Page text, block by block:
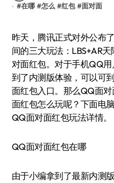
#在哪 #怎么 #红包 #面对面
昨天，腾讯正式对外公布了QQ红包在2017年春季期
间的三大玩法：LBS+AR
对面红包。对于手机QQ
到了内测版体验，可以可
面红包入口。那么QQ面
面红包怎么玩呢？下面电
QQ面对面红包玩法详情。
QQ面对面红包在哪
由于小编拿到了最新内测